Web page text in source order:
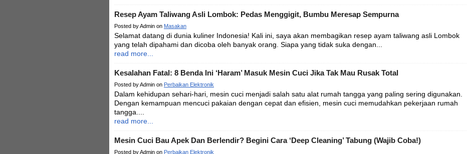
Resep Ayam Taliwang Asli Lombok: Pedas Menggigit, Bumbu Meresap Sempurna
Posted by Admin on Masakan
Selamat datang di dunia kuliner Indonesia! Kali ini, saya akan membagikan resep ayam taliwang asli Lombok
yang telah dipahami dan dicoba oleh banyak orang. Siapa yang tidak suka dengan...
read more...
Kesalahan Fatal: 8 Benda Ini ‘Haram’ Masuk Mesin Cuci Jika Tak Mau Rusak Total
Posted by Admin on Perbaikan Elektronik
Dalam kehidupan sehari-hari, mesin cuci menjadi salah satu alat rumah tangga yang paling sering digunakan.
Dengan kemampuan mencuci pakaian dengan cepat dan efisien, mesin cuci memudahkan pekerjaan rumah
tangga....
read more...
Mesin Cuci Bau Apek Dan Berlendir? Begini Cara ‘Deep Cleaning’ Tabung (Wajib Coba!)
Posted by Admin on Perbaikan Elektronik